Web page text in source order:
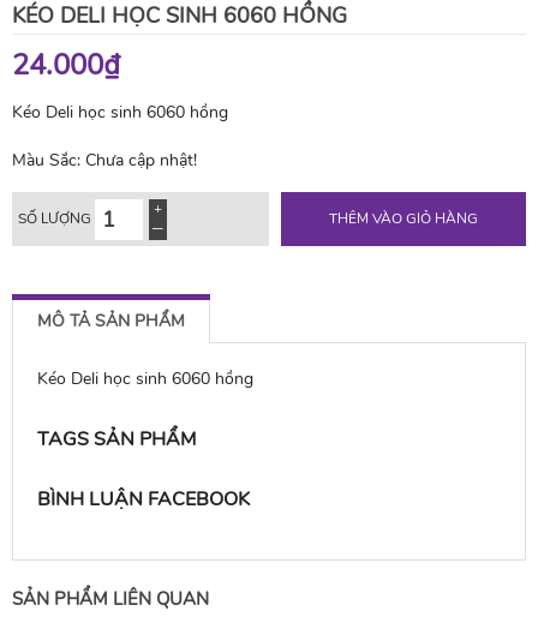
KÉO DELI HỌC SINH 6060 HỒNG
24.000₫
Kéo Deli học sinh 6060 hồng
Màu Sắc: Chưa cập nhật!
SỐ LƯỢNG THÊM VÀO GIỎ HÀNG
MÔ TẢ SẢN PHẨM
Kéo Deli học sinh 6060 hồng
TAGS SẢN PHẨM
BÌNH LUẬN FACEBOOK
SẢN PHẨM LIÊN QUAN